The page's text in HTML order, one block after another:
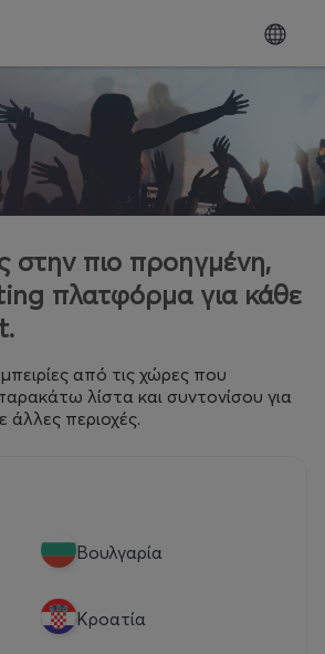
στην πιο προηγμένη,
πλατφόρμα για κάθε
από τις χώρες που
λίστα και συντονίσου για
άλλες περιοχές.
Βουλγαρία
Κροατία